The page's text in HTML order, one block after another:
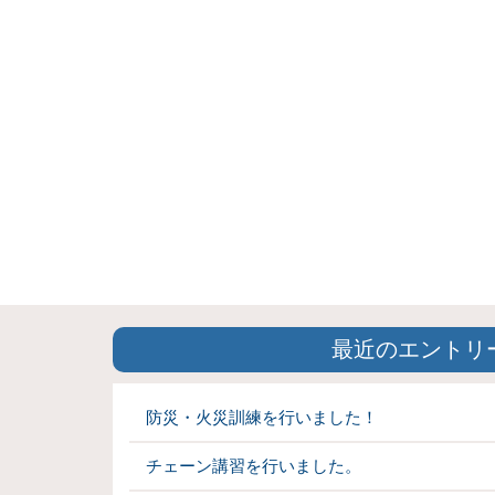
最近のエントリ
防災・火災訓練を行いました！
チェーン講習を行いました。